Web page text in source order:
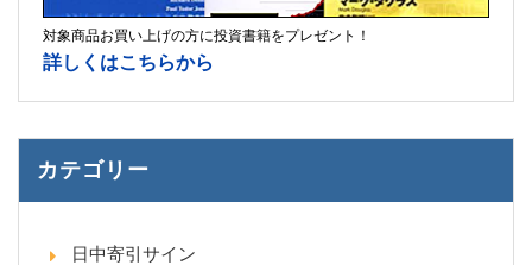
対象商品お買い上げの方に投資書籍をプレゼント！
詳しくはこちらから
カテゴリー
日中寄引サイン